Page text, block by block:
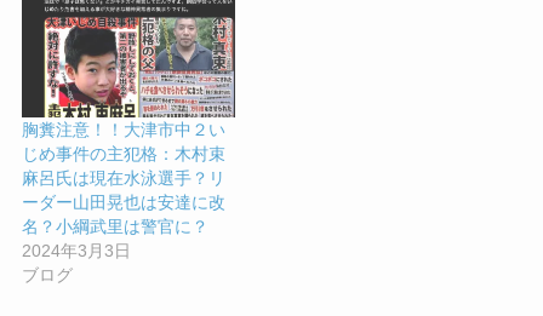
胸糞注意！！大津市中２い
じめ事件の主犯格：木村束
麻呂氏は現在水泳選手？リ
ーダー山田晃也は安達に改
名？小綱武里は警官に？
2024年3月3日
ブログ